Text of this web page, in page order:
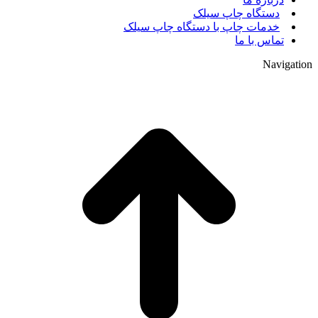
دستگاه چاپ سیلک
خدمات چاپ با دستگاه چاپ سیلک
تماس با ما
Navigation